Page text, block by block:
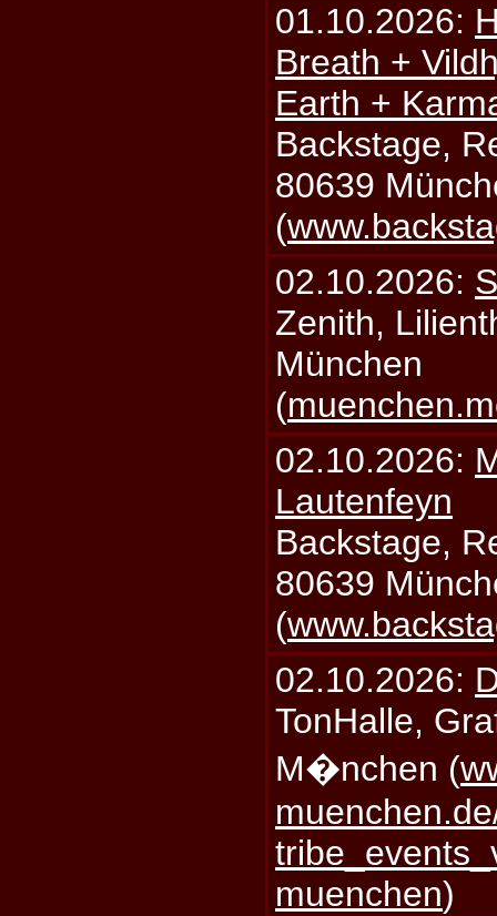
01.10.2026:
Breath +
Earth +
Backstage,
80639
(
02.10.2026:
Zenith,
München
(
02.10.2026:
Lautenfeyn
Backstage,
80639
(
02.10.2026:
TonHalle,
M�nchen (
muenchen)